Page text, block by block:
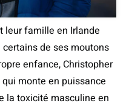
leur famille en Irlande
certains de ses moutons
enfance, Christopher
monte en puissance
la toxicité masculine en